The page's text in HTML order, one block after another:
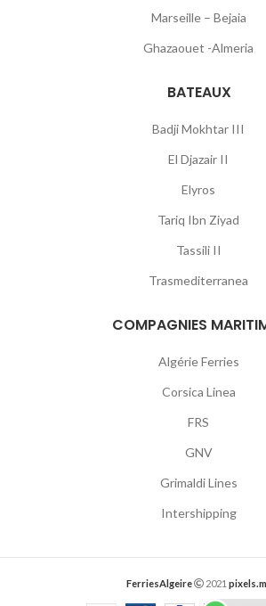
Marseille – Bejaia
Ghazaouet -Almeria
BATEAUX
Badji Mokhtar III
El Djazair II
Elyros
Tariq Ibn Ziyad
Tassili II
Trasmediterranea
COMPAGNIES
Algérie Ferries
Corsica Linea
FRS
GNV
Grimaldi Lines
Intershipping
FerriesAlgeire 2021